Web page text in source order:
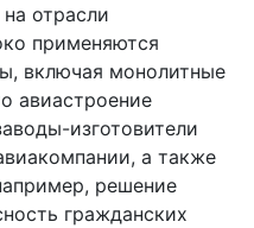
отрасли
применяются
включая монолитные
авиастроение
изготовители
а также
решение
гражданских